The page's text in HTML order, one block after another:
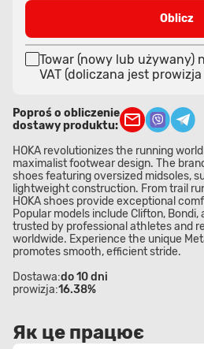
Oblicz
Towar (nowy lub używany)
VAT (doliczana jest prowizja
Poproś o obliczenie
dostawy produktu:
HOKA revolutionizes the running
maximalist footwear design. The
shoes featuring oversized midsoles,
lightweight construction. From trail
HOKA shoes provide exceptional
Popular models include Clifton, Bondi,
trusted by professional athletes and
worldwide. Experience the unique
promotes smooth, efficient stride.
Dostawa:do 10 dni
prowizja:16.38%
Як це працює